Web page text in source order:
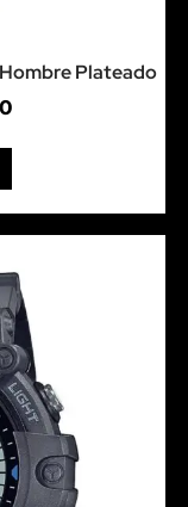
Plateado